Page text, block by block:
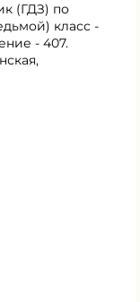
(ГДЗ) по
класс -
- 407.